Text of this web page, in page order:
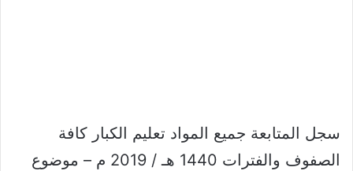
سجل المتابعة جميع المواد تعليم الكبار كافة
الصفوف والفترات 1440 هـ / 2019 م – موضوع